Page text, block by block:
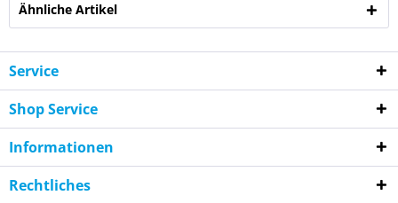
Ähnliche Artikel
Service
Shop Service
Informationen
Rechtliches